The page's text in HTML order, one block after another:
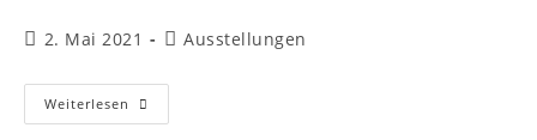
Beitrag
2. Mai 2021
Beitrags-
Ausstellungen
Weiterlesen Unsere
Fotografen: